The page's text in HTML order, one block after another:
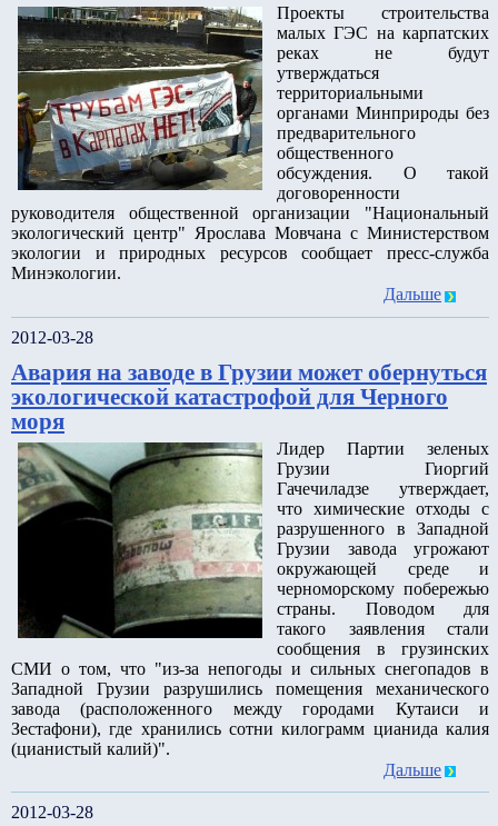
Проекты строительства
малых ГЭС на карпатских
реках не будут
утверждаться
территориальными
органами Минприроды без
предварительного
общественного
обсуждения. О такой
договоренности
руководителя общественной организации "Национальный
экологический центр" Ярослава Мовчана с Министерством
экологии и природных ресурсов сообщает пресс-служба
Минэкологии.
Дальше
2012-03-28
Авария на заводе в Грузии может обернуться
экологической катастрофой для Черного
моря
Лидер Партии зеленых
Грузии Гиоргий
Гачечиладзе утверждает,
что химические отходы с
разрушенного в Западной
Грузии завода угрожают
окружающей среде и
черноморскому побережью
страны. Поводом для
такого заявления стали
сообщения в грузинских
СМИ о том, что "из-за непогоды и сильных снегопадов в
Западной Грузии разрушились помещения механического
завода (расположенного между городами Кутаиси и
Зестафони), где хранились сотни килограмм цианида калия
(цианистый калий)".
Дальше
2012-03-28